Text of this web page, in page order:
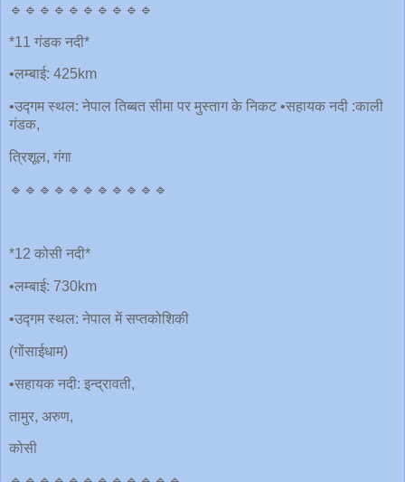
🔹🔹🔹🔹🔹🔹🔹🔹🔹🔹
*11 गंडक नदी*
•लम्बाई: 425km
•उद्गम स्थल: नेपाल तिब्बत सीमा पर मुस्ताग के निकट •सहायक नदी :काली
गंडक,
त्रिशूल, गंगा
🔹🔹🔹🔹🔹🔹🔹🔹🔹🔹🔹
*12 कोसी नदी*
•लम्बाई: 730km
•उद्गम स्थल: नेपाल में सप्तकोशिकी
(गोंसाईधाम)
•सहायक नदी: इन्द्रावती,
तामुर, अरुण,
कोसी